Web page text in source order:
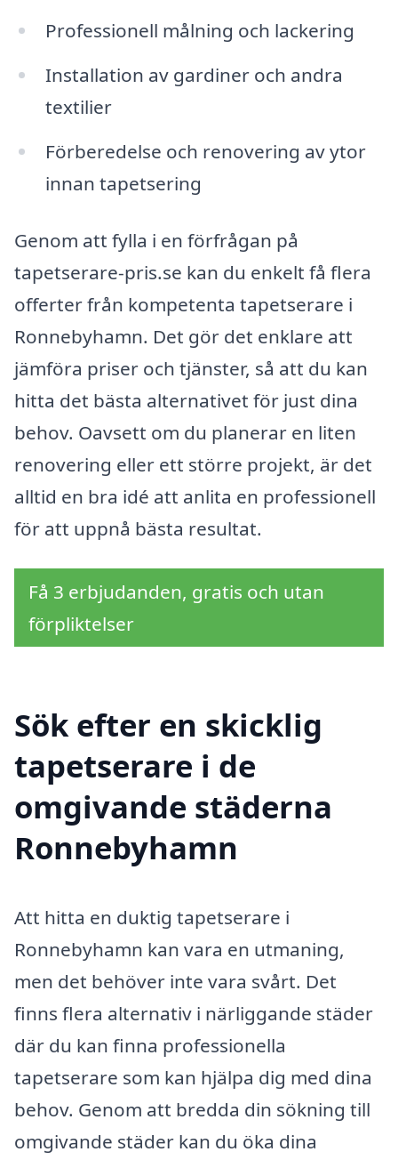
Professionell målning och lackering
Installation av gardiner och andra
textilier
Förberedelse och renovering av ytor
innan tapetsering
Genom att fylla i en förfrågan på
tapetserare-pris.se kan du enkelt få flera
offerter från kompetenta tapetserare i
Ronnebyhamn. Det gör det enklare att
jämföra priser och tjänster, så att du kan
hitta det bästa alternativet för just dina
behov. Oavsett om du planerar en liten
renovering eller ett större projekt, är det
alltid en bra idé att anlita en professionell
för att uppnå bästa resultat.
Få 3 erbjudanden, gratis och utan
förpliktelser
Sök efter en skicklig
tapetserare i de
omgivande städerna
Ronnebyhamn
Att hitta en duktig tapetserare i
Ronnebyhamn kan vara en utmaning,
men det behöver inte vara svårt. Det
finns flera alternativ i närliggande städer
där du kan finna professionella
tapetserare som kan hjälpa dig med dina
behov. Genom att bredda din sökning till
omgivande städer kan du öka dina